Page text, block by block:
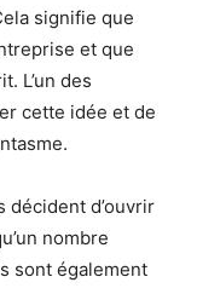
signifie que
et que
L’un des
cette idée et de
décident d’ouvrir
nombre
sont également